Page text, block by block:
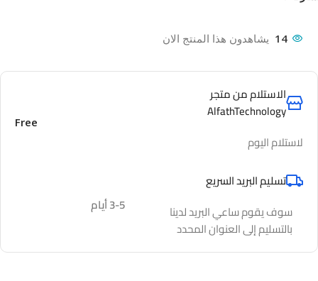
14 يشاهدون هذا المنتج الان
الاستلام من متجر
AlfathTechnology
لاستلام اليوم
Free
تسليم البريد السريع
سوف يقوم ساعي البريد لدينا
بالتسليم إلى العنوان المحدد
3-5 أيام